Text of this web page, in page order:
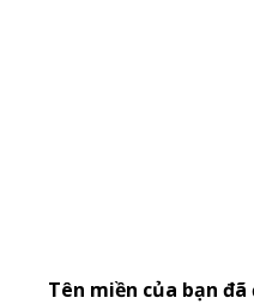
Tên miền của bạn